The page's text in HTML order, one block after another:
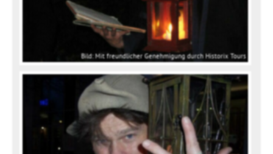
Bild: Mit freundlicher Genehmigung durch Historix Tours